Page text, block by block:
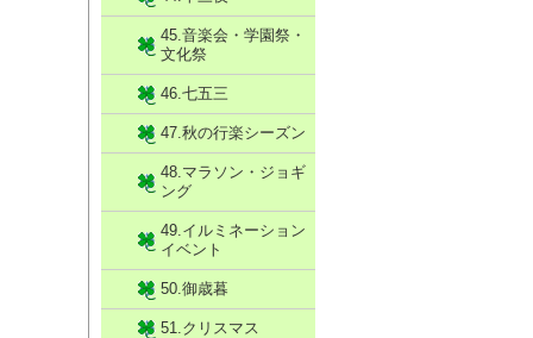
45.音楽会・学園祭・
文化祭
46.七五三
47.秋の行楽シーズン
48.マラソン・ジョギ
ング
49.イルミネーション
イベント
50.御歳暮
51.クリスマス